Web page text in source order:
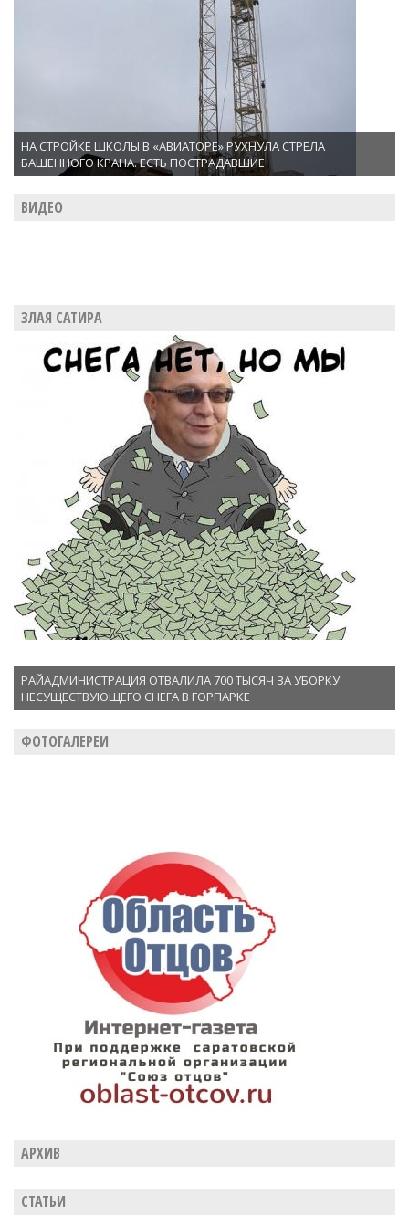
НА СТРОЙКЕ ШКОЛЫ В «АВИАТОРЕ» РУХНУЛА СТРЕЛА
БАШЕННОГО КРАНА. ЕСТЬ ПОСТРАДАВШИЕ
ВИДЕО
ЗЛАЯ САТИРА
РАЙАДМИНИСТРАЦИЯ ОТВАЛИЛА 700 ТЫСЯЧ ЗА УБОРКУ
НЕСУЩЕСТВУЮЩЕГО СНЕГА В ГОРПАРКЕ
ФОТОГАЛЕРЕИ
АРХИВ
СТАТЬИ